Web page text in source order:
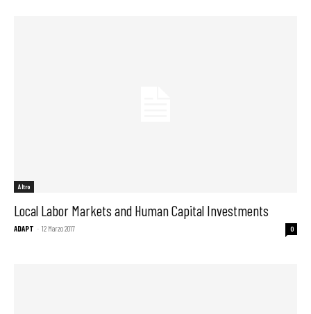
Altro
Local Labor Markets and Human Capital Investments
ADAPT - 12 Marzo 2017 0